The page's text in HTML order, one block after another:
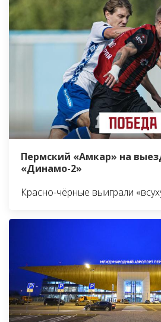
Пермский «Амкар» на
«Динамо-2»
Красно-чёрные выиграли